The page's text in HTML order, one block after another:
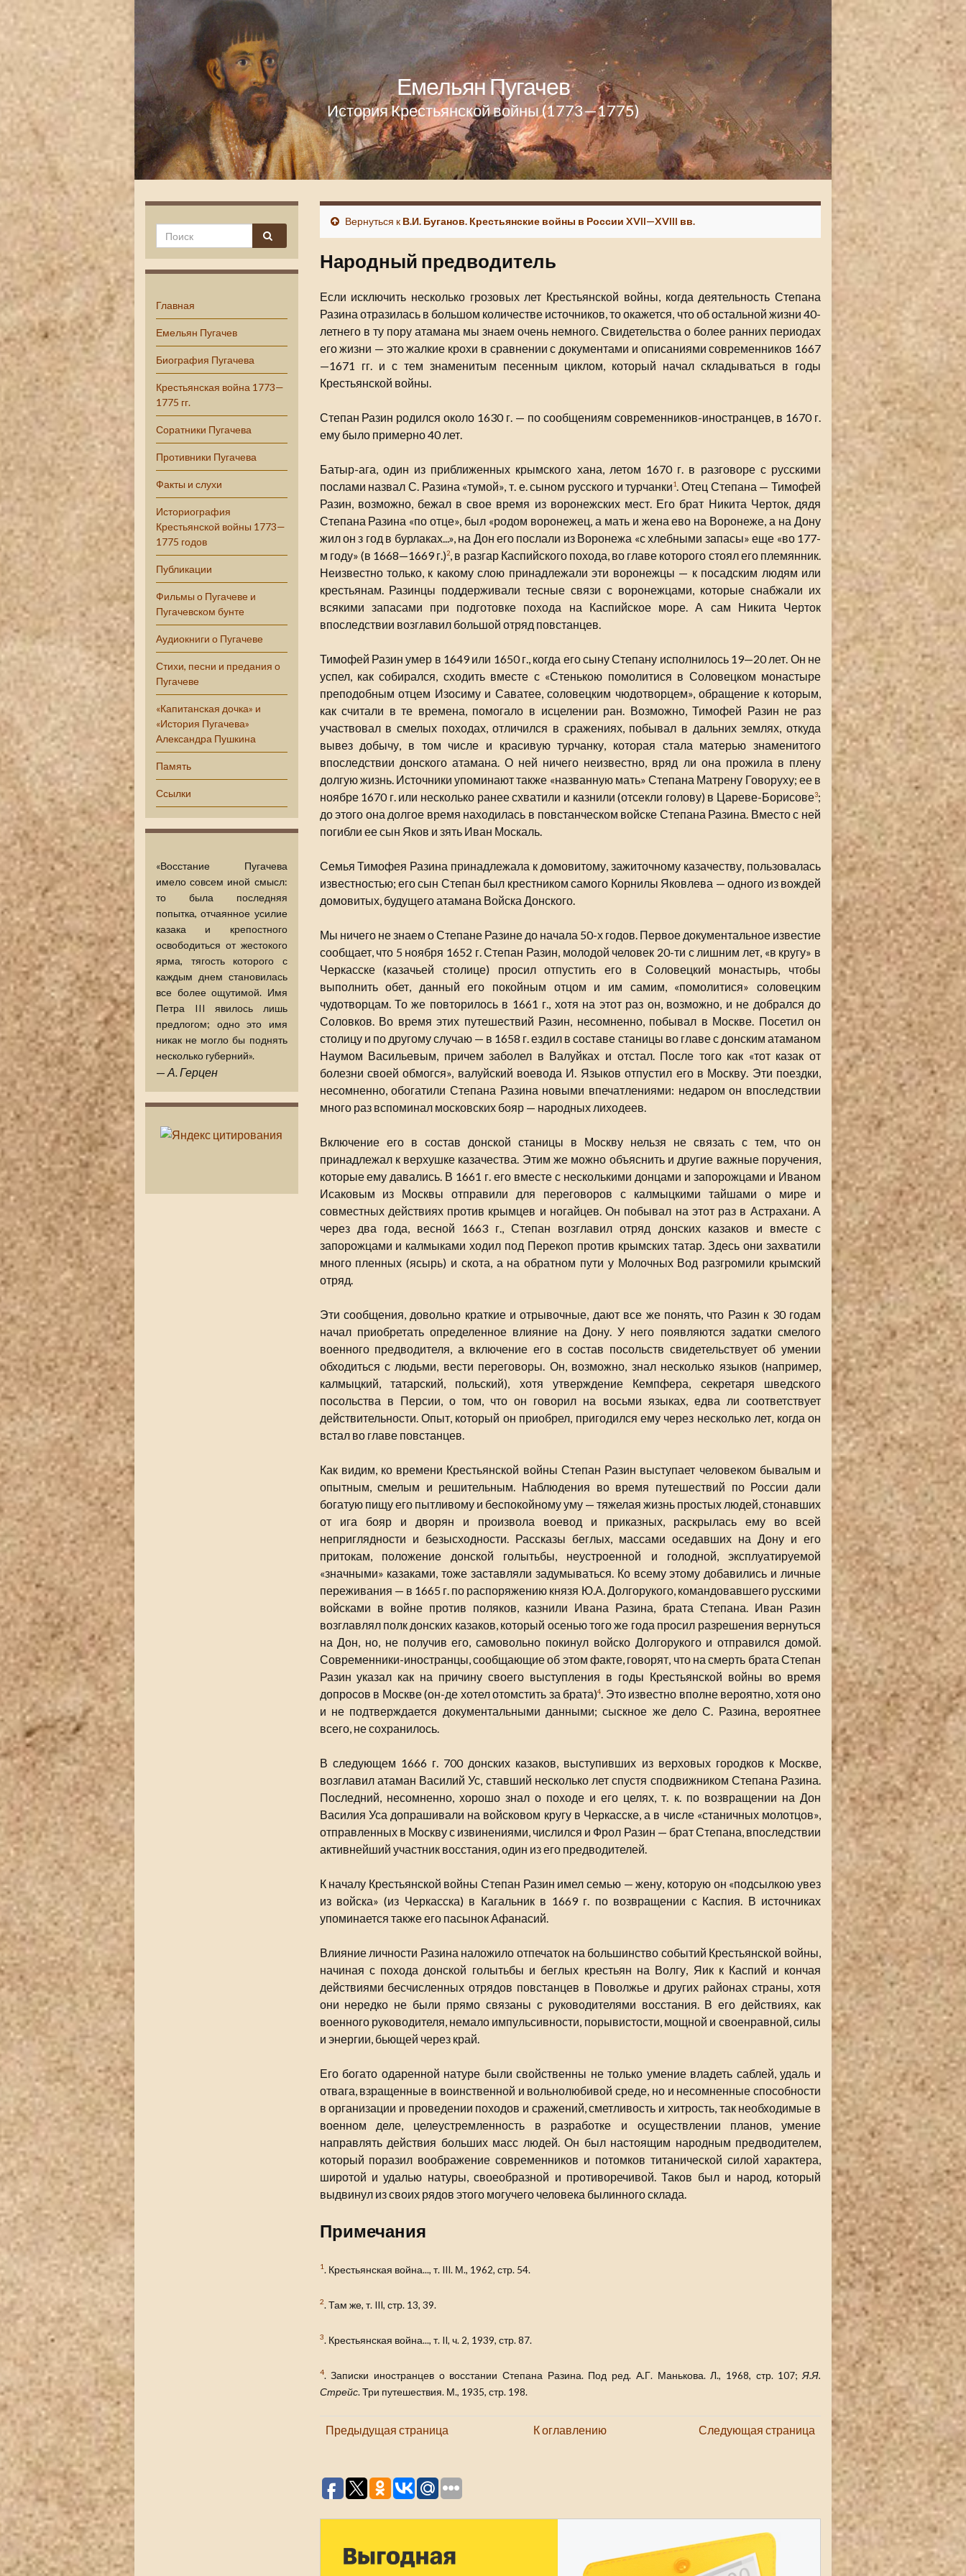
Емельян Пугачев
История Крестьянской войны (1773—1775)
Главная
Емельян Пугачев
Биография Пугачева
Крестьянская война 1773—
1775 гг.
Соратники Пугачева
Противники Пугачева
Факты и слухи
Историография
Крестьянской войны 1773—
1775 годов
Публикации
Фильмы о Пугачеве и
Пугачевском бунте
Аудиокниги о Пугачеве
Стихи, песни и предания о
Пугачеве
«Капитанская дочка» и
«История Пугачева»
Александра Пушкина
Память
Ссылки
«Восстание Пугачева
имело совсем иной смысл:
то была последняя
попытка, отчаянное усилие
казака и кре­постного
освободиться от жестокого
ярма, тягость кото­рого с
каждым днем становилась
все более ощутимой. Имя
Петра III явилось лишь
предлогом; одно это имя
никак не могло бы поднять
несколько губерний».
— А. Герцен
Вернуться к В.И. Буганов. Крестьянские войны в России XVII—XVIII вв.
Народный предводитель
Если исключить несколько грозовых лет Крестьянской войны, когда деятельность Степана
Разина отразилась в большом количестве источников, то окажется, что об остальной жизни 40-
летнего в ту пору атамана мы знаем очень немного. Свидетельства о более ранних периодах
его жизни — это жалкие крохи в сравнении с документами и описаниями современников 1667
—1671 гг. и с тем знаменитым песенным циклом, который начал складываться в годы
Крестьянской войны.
Степан Разин родился около 1630 г. — по сообщениям современников-иностранцев, в 1670 г.
ему было примерно 40 лет.
Батыр-ага, один из приближенных крымского хана, летом 1670 г. в разговоре с русскими
послами назвал С. Разина «тумой», т. е. сыном русского и турчанки1. Отец Степана — Тимофей
Разин, возможно, бежал в свое время из воронежских мест. Его брат Никита Черток, дядя
Степана Разина «по отце», был «родом воронежец, а мать и жена ево на Воронеже, а на Дону
жил он з год в бурлаках...», на Дон его послали из Воронежа «с хлебными запасы» еще «во 177-
м году» (в 1668—1669 г.)2, в разгар Каспийского похода, во главе которого стоял его племянник.
Неизвестно только, к какому слою принадлежали эти воронежцы — к посадским людям или
крестьянам. Разинцы поддерживали тесные связи с воронежцами, которые снабжали их
всякими запасами при подготовке похода на Каспийское море. А сам Никита Черток
впоследствии возглавил большой отряд повстанцев.
Тимофей Разин умер в 1649 или 1650 г., когда его сыну Степану исполнилось 19—20 лет. Он не
успел, как собирался, сходить вместе с «Стенькою помолитися в Соловецком монастыре
преподобным отцем Изосиму и Саватее, соловецким чюдотворцем», обращение к которым,
как считали в те времена, помогало в исцелении ран. Возможно, Тимофей Разин не раз
участвовал в смелых походах, отличился в сражениях, побывал в дальних землях, откуда
вывез добычу, в том числе и красивую турчанку, которая стала матерью знаменитого
впоследствии донского атамана. О ней ничего неизвестно, вряд ли она прожила в плену
долгую жизнь. Источники упоминают также «названную мать» Степана Матрену Говоруху; ее в
ноябре 1670 г. или несколько ранее схватили и казнили (отсекли голову) в Цареве-Борисове3;
до этого она долгое время находилась в повстанческом войске Степана Разина. Вместо с ней
погибли ее сын Яков и зять Иван Москаль.
Семья Тимофея Разина принадлежала к домовитому, зажиточному казачеству, пользовалась
известностью; его сын Степан был крестником самого Корнилы Яковлева — одного из вождей
домовитых, будущего атамана Войска Донского.
Мы ничего не знаем о Степане Разине до начала 50-х годов. Первое документальное известие
сообщает, что 5 ноября 1652 г. Степан Разин, молодой человек 20-ти с лишним лет, «в кругу» в
Черкасске (казачьей столице) просил отпустить его в Соловецкий монастырь, чтобы
выполнить обет, данный его покойным отцом и им самим, «помолитися» соловецким
чудотворцам. То же повторилось в 1661 г., хотя на этот раз он, возможно, и не добрался до
Соловков. Во время этих путешествий Разин, несомненно, побывал в Москве. Посетил он
столицу и по другому случаю — в 1658 г. ездил в составе станицы во главе с донским атаманом
Наумом Васильевым, причем заболел в Валуйках и отстал. После того как «тот казак от
болезни своей обмогся», валуйский воевода И. Языков отпустил его в Москву. Эти поездки,
несомненно, обогатили Степана Разина новыми впечатлениями: недаром он впоследствии
много раз вспоминал московских бояр — народных лиходеев.
Включение его в состав донской станицы в Москву нельзя не связать с тем, что он
принадлежал к верхушке казачества. Этим же можно объяснить и другие важные поручения,
которые ему давались. В 1661 г. его вместе с несколькими донцами и запорожцами и Иваном
Исаковым из Москвы отправили для переговоров с калмыцкими тайшами о мире и
совместных действиях против крымцев и ногайцев. Он побывал на этот раз в Астрахани. А
через два года, весной 1663 г., Степан возглавил отряд донских казаков и вместе с
запорожцами и калмыками ходил под Перекоп против крымских татар. Здесь они захватили
много пленных (ясырь) и скота, а на обратном пути у Молочных Вод разгромили крымский
отряд.
Эти сообщения, довольно краткие и отрывочные, дают все же понять, что Разин к 30 годам
начал приобретать определенное влияние на Дону. У него появляются задатки смелого
военного предводителя, а включение его в состав посольств свидетельствует об умении
обходиться с людьми, вести переговоры. Он, возможно, знал несколько языков (например,
калмыцкий, татарский, польский), хотя утверждение Кемпфера, секретаря шведского
посольства в Персии, о том, что он говорил на восьми языках, едва ли соответствует
действительности. Опыт, который он приобрел, пригодился ему через несколько лет, когда он
встал во главе повстанцев.
Как видим, ко времени Крестьянской войны Степан Разин выступает человеком бывалым и
опытным, смелым и решительным. Наблюдения во время путешествий по России дали
богатую пищу его пытливому и беспокойному уму — тяжелая жизнь простых людей, стонавших
от ига бояр и дворян и произвола воевод и приказных, раскрылась ему во всей
неприглядности и безысходности. Рассказы беглых, массами оседавших на Дону и его
притокам, положение донской голытьбы, неустроенной и голодной, эксплуатируемой
«значными» казаками, тоже заставляли задумываться. Ко всему этому добавились и личные
переживания — в 1665 г. по распоряжению князя Ю.А. Долгорукого, командовавшего русскими
войсками в войне против поляков, казнили Ивана Разина, брата Степана. Иван Разин
возглавлял полк донских казаков, который осенью того же года просил разрешения вернуться
на Дон, но, не получив его, самовольно покинул войско Долгорукого и отправился домой.
Современники-иностранцы, сообщающие об этом факте, говорят, что на смерть брата Степан
Разин указал как на причину своего выступления в годы Крестьянской войны во время
допросов в Москве (он-де хотел отомстить за брата)4. Это известно вполне вероятно, хотя оно
и не подтверждается документальными данными; сыскное же дело С. Разина, вероятнее
всего, не сохранилось.
В следующем 1666 г. 700 донских казаков, выступивших из верховых городков к Москве,
возглавил атаман Василий Ус, ставший несколько лет спустя сподвижником Степана Разина.
Последний, несомненно, хорошо знал о походе и его целях, т. к. по возвращении на Дон
Василия Уса допрашивали на войсковом кругу в Черкасске, а в числе «станичных молотцов»,
отправленных в Москву с извинениями, числился и Фрол Разин — брат Степана, впоследствии
активнейший участник восстания, один из его предводителей.
К началу Крестьянской войны Степан Разин имел семью — жену, которую он «подсылкою увез
из войска» (из Черкасска) в Кагальник в 1669 г. по возвращении с Каспия. В источниках
упоминается также его пасынок Афанасий.
Влияние личности Разина наложило отпечаток на большинство событий Крестьянской войны,
начиная с похода донской голытьбы и беглых крестьян на Волгу, Яик к Каспий и кончая
действиями бесчисленных отрядов повстанцев в Поволжье и других районах страны, хотя
они нередко не были прямо связаны с руководителями восстания. В его действиях, как
военного руководителя, немало импульсивности, порывистости, мощной и своенравной, силы
и энергии, бьющей через край.
Его богато одаренной натуре были свойственны не только умение владеть саблей, удаль и
отвага, взращенные в воинственной и вольнолюбивой среде, но и несомненные способности
в организации и проведении походов и сражений, сметливость и хитрость, так необходимые в
военном деле, целеустремленность в разработке и осуществлении планов, умение
направлять действия больших масс людей. Он был настоящим народным предводителем,
который поразил воображение современников и потомков титанической силой характера,
широтой и удалью натуры, своеобразной и противоречивой. Таков был и народ, который
выдвинул из своих рядов этого могучего человека былинного склада.
Примечания
1. Крестьянская война..., т. III. М., 1962, стр. 54.
2. Там же, т. III, стр. 13, 39.
3. Крестьянская война..., т. II, ч. 2, 1939, стр. 87.
4. Записки иностранцев о восстании Степана Разина. Под ред. А.Г. Манькова. Л., 1968, стр. 107; Я.Я.
Стрейс. Три путешествия. М., 1935, стр. 198.
Предыдущая страница К оглавлению Следующая страница